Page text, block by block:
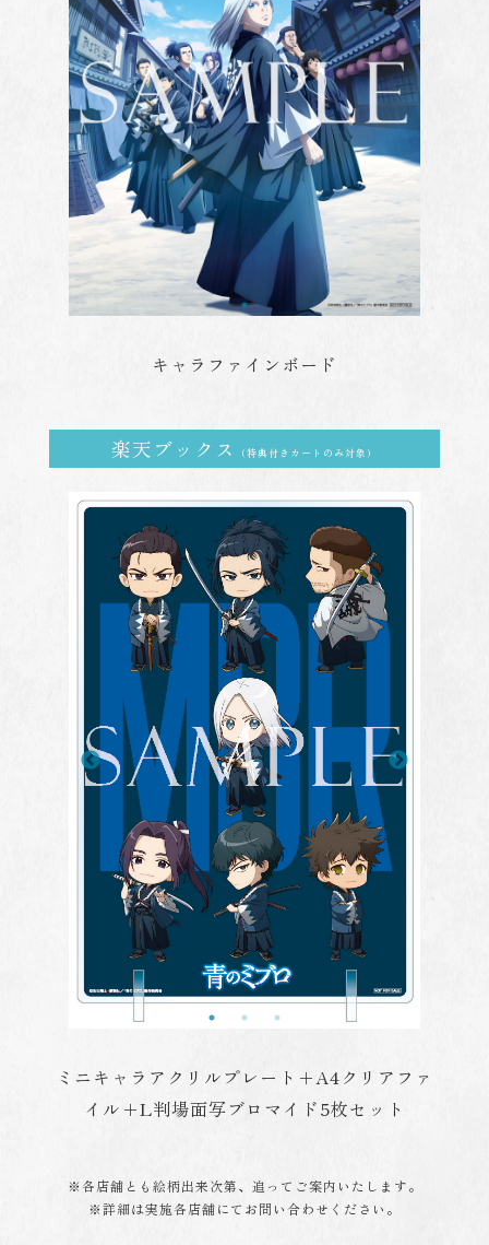
キャラファインボード
楽天ブックス （特典付きカートのみ対象）
ミニキャラアクリルプレート＋A4クリアファ
イル＋L判場面写ブロマイド5枚セット
※各店舗とも絵柄出来次第、追ってご案内いたします。
※詳細は実施各店舗にてお問い合わせください。